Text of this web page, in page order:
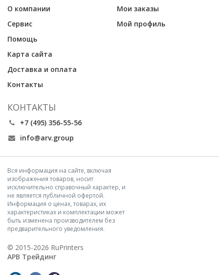
О компании
Сервис
Помощь
Карта сайта
Доставка и оплата
Контакты
Мои заказы
Мой профиль
КОНТАКТЫ
+7 (495) 356-55-56
info@arv.group
Вся информация на сайте, включая
изображения товаров, носит
исключительно справочный характер, и
не является публичной офертой.
Информация о ценах, товарах, их
характеристиках и комплектации может
быть изменена производителем без
предварительного уведомления.
© 2015-2026 RuPrinters
АРВ Трейдинг